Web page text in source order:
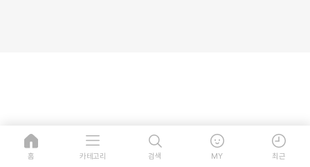
홈 카테고리 검색 MY 최근